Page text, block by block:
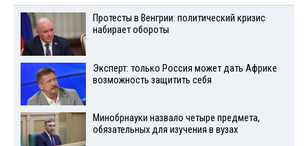
Протесты в Венгрии: политический кризис
набирает обороты
Эксперт: только Россия может дать Африке
возможность защитить себя
Минобрнауки назвало четыре предмета,
обязательных для изучения в вузах